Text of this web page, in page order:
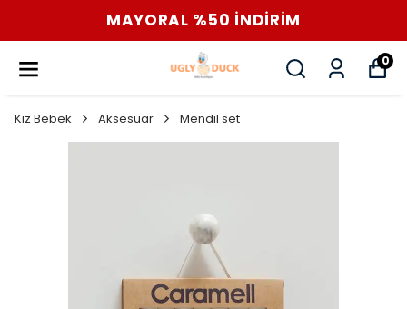
MAYORAL %50 İNDİRİM
0
Kız Bebek Aksesuar Mendil set